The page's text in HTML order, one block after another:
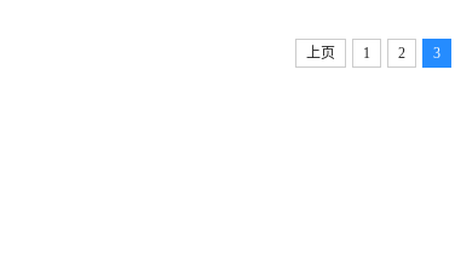
上页 1 2 3